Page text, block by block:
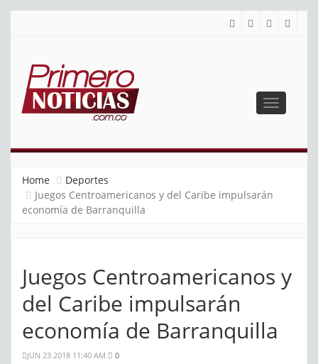
Toggle
Home
Deportes
Juegos Centroamericanos y del Caribe impulsarán
economía de Barranquilla
Juegos Centroamericanos y
del Caribe impulsarán
economía de Barranquilla
JUN 23 2018 11:40 AM 0